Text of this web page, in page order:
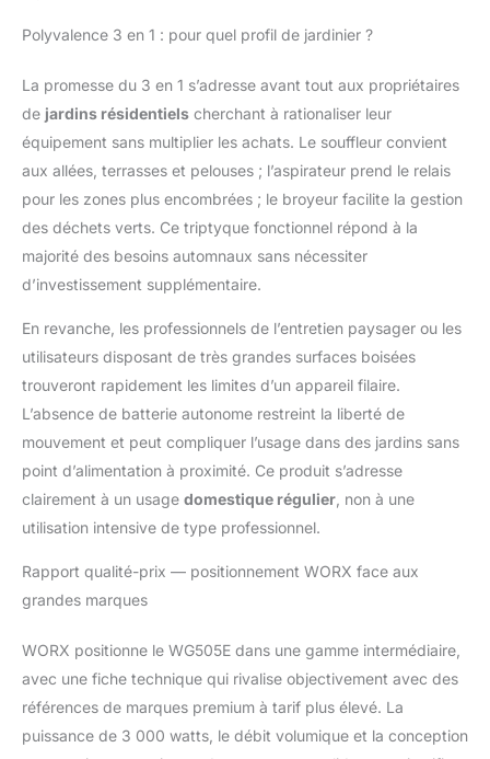
Polyvalence 3 en 1 : pour quel profil de jardinier ?
La promesse du 3 en 1 s’adresse avant tout aux propriétaires
de jardins résidentiels cherchant à rationaliser leur
équipement sans multiplier les achats. Le souffleur convient
aux allées, terrasses et pelouses ; l’aspirateur prend le relais
pour les zones plus encombrées ; le broyeur facilite la gestion
des déchets verts. Ce triptyque fonctionnel répond à la
majorité des besoins automnaux sans nécessiter
d’investissement supplémentaire.
En revanche, les professionnels de l’entretien paysager ou les
utilisateurs disposant de très grandes surfaces boisées
trouveront rapidement les limites d’un appareil filaire.
L’absence de batterie autonome restreint la liberté de
mouvement et peut compliquer l’usage dans des jardins sans
point d’alimentation à proximité. Ce produit s’adresse
clairement à un usage domestique régulier , non à une
utilisation intensive de type professionnel.
Rapport qualité-prix — positionnement WORX face aux
grandes marques
WORX positionne le WG505E dans une gamme intermédiaire,
avec une fiche technique qui rivalise objectivement avec des
références de marques premium à tarif plus élevé. La
puissance de 3 000 watts, le débit volumique et la conception